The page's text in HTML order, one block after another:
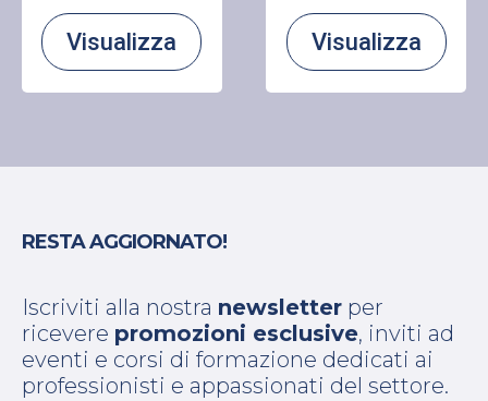
Visualizza Visualizza
RESTA AGGIORNATO!
Iscriviti alla nostra newsletter per
ricevere promozioni esclusive, inviti ad
eventi e corsi di formazione dedicati ai
professionisti e appassionati del settore.